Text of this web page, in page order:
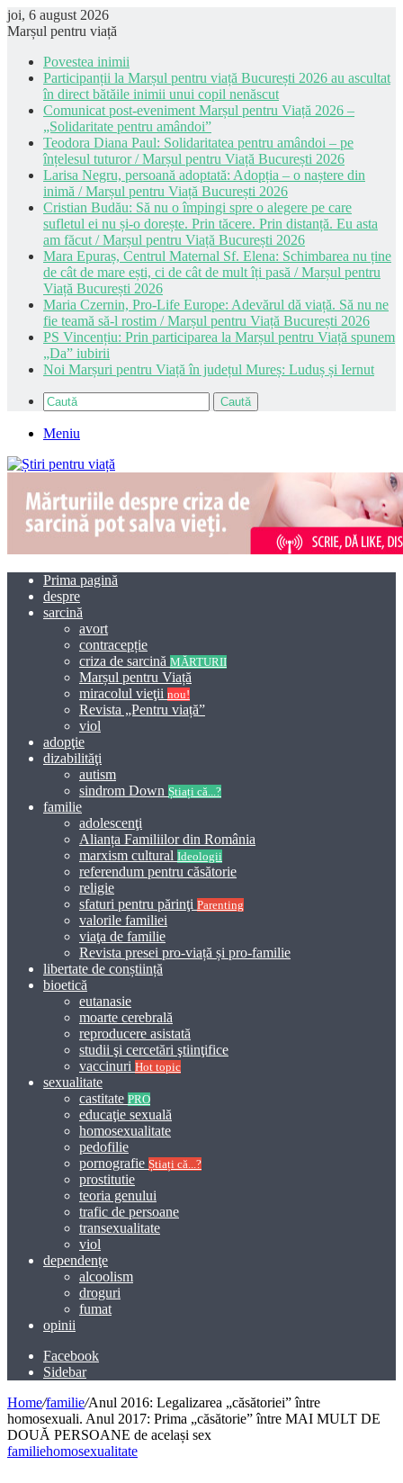
joi, 6 august 2026
Marșul pentru viață
Povestea inimii
Participanții la Marșul pentru viață București 2026 au ascultat
în direct bătăile inimii unui copil nenăscut
Comunicat post-eveniment Marșul pentru Viață 2026 –
„Solidaritate pentru amândoi”
Teodora Diana Paul: Solidaritatea pentru amândoi – pe
înțelesul tuturor / Marșul pentru Viață București 2026
Larisa Negru, persoană adoptată: Adopția – o naștere din
inimă / Marșul pentru Viață București 2026
Cristian Budău: Să nu o împingi spre o alegere pe care
sufletul ei nu și-o dorește. Prin tăcere. Prin distanță. Eu asta
am făcut / Marșul pentru Viață București 2026
Mara Epuraș, Centrul Maternal Sf. Elena: Schimbarea nu ține
de cât de mare ești, ci de cât de mult îți pasă / Marșul pentru
Viață București 2026
Maria Czernin, Pro-Life Europe: Adevărul dă viață. Să nu ne
fie teamă să-l rostim / Marșul pentru Viață București 2026
PS Vincențiu: Prin participarea la Marșul pentru Viață spunem
„Da” iubirii
Noi Marșuri pentru Viață în județul Mureș: Luduș și Iernut
Caută
Meniu
Prima pagină
despre
sarcină
avort
contracepție
criza de sarcină MĂRTURII
Marșul pentru Viață
miracolul vieţii nou!
Revista „Pentru viață”
viol
adopţie
dizabilităţi
autism
sindrom Down Știați că...?
familie
adolescenţi
Alianța Familiilor din România
marxism cultural Ideologii
referendum pentru căsătorie
religie
sfaturi pentru părinţi Parenting
valorile familiei
viaţa de familie
Revista presei pro-viață și pro-familie
libertate de conștiință
bioetică
eutanasie
moarte cerebrală
reproducere asistată
studii şi cercetări ştiinţifice
vaccinuri Hot topic
sexualitate
castitate PRO
educaţie sexuală
homosexualitate
pedofilie
pornografie Știați că...?
prostitutie
teoria genului
trafic de persoane
transexualitate
viol
dependenţe
alcoolism
droguri
fumat
opinii
Facebook
Sidebar
Home/familie/Anul 2016: Legalizarea „căsătoriei” între
homosexuali. Anul 2017: Prima „căsătorie” între MAI MULT DE
DOUĂ PERSOANE de același sex
familiehomosexualitate